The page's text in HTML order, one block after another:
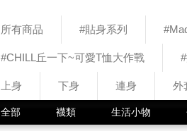
所有商品 #貼身系列
#CHILL丘一下~可愛T恤大作戰
上身 下身 連身 外
全部 襪類 生活小物